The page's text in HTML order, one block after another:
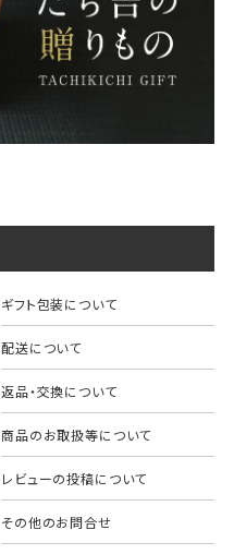
ギフト包装について
配送について
返品・交換について
商品のお取扱等について
レビューの投稿について
その他のお問合せ